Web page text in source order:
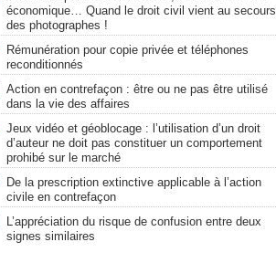
économique… Quand le droit civil vient au secours
des photographes !
Rémunération pour copie privée et téléphones
reconditionnés
Action en contrefaçon : être ou ne pas être utilisé
dans la vie des affaires
Jeux vidéo et géoblocage : l’utilisation d’un droit
d’auteur ne doit pas constituer un comportement
prohibé sur le marché
De la prescription extinctive applicable à l’action
civile en contrefaçon
L’appréciation du risque de confusion entre deux
signes similaires